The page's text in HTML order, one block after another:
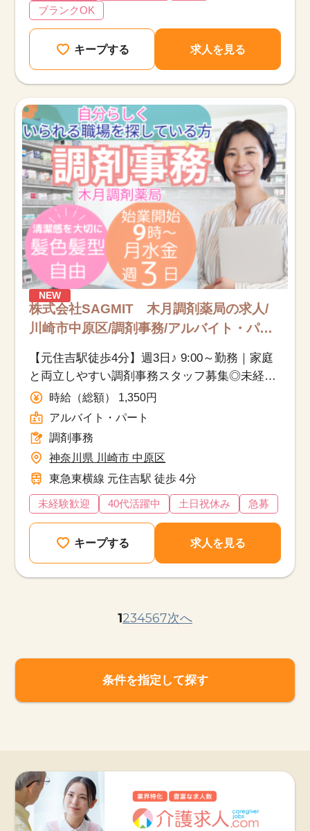
ブランクOK
キープする 求人を見る
NEW
株式会社SAGMIT 木月調剤薬局の求人/
川崎市中原区/調剤事務/アルバイト・パー
【元住吉駅徒歩4分】週3日♪ 9:00～勤務｜家庭
と両立しやすい調剤事務スタッフ募集◎未経験
から始める調剤事務！おしゃれも仕事も、どっ
ちも大切にできる職場
時給（総額） 1,350円
アルバイト・パート
調剤事務
神奈川県 川崎市 中原区
東急東横線 元住吉駅 徒歩 4分
未経験歓迎 40代活躍中 土日祝休み 急募
キープする 求人を見る
1234567次へ
条件を指定して探す